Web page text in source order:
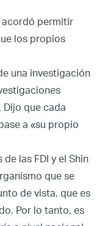
acordó permitir
los propios
una investigación
Dijo que cada
a «su propio
las FDI y el Shin
que se
de vista, que es
Por lo tanto, es